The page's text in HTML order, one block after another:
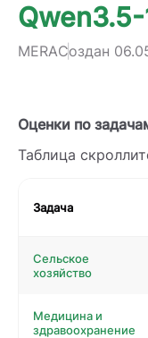
MERAСоздан
Оценки по
Таблица
Задача
Сельское
хозяйство
Медицина и
здравоохранение